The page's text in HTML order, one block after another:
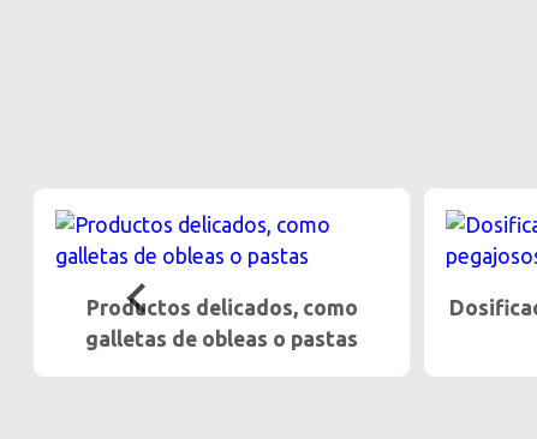
Productos delicados, como
galletas de obleas o pastas